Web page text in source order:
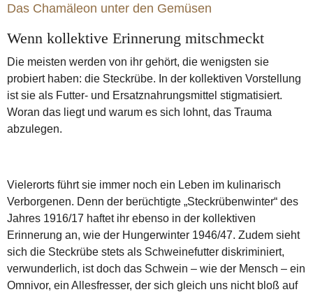
Das Chamäleon unter den Gemüsen
Wenn kollektive Erinnerung mitschmeckt
Die meisten werden von ihr gehört, die wenigsten sie
probiert haben: die Steckrübe. In der kollektiven Vorstellung
ist sie als Futter- und Ersatznahrungsmittel stigmatisiert.
Woran das liegt und warum es sich lohnt, das Trauma
abzulegen.
Vielerorts führt sie immer noch ein Leben im kulinarisch
Verborgenen. Denn der berüchtigte „Steckrübenwinter“ des
Jahres 1916/17 haftet ihr ebenso in der kollektiven
Erinnerung an, wie der Hungerwinter 1946/47. Zudem sieht
sich die Steckrübe stets als Schweinefutter diskriminiert,
verwunderlich, ist doch das Schwein – wie der Mensch – ein
Omnivor, ein Allesfresser, der sich gleich uns nicht bloß auf